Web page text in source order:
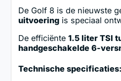
De Golf 8 is de nieuwste
uitvoeringis speciaal
De efficiënte 1.5 liter TSI
handgeschakelde 6-
Technische specificaties: